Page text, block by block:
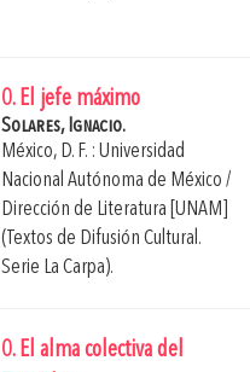
0. El jefe máximo
Solares, Ignacio.
México, D. F. : Universidad
Nacional Autónoma de México /
Dirección de Literatura [UNAM]
(Textos de Difusión Cultural.
Serie La Carpa).
0. El alma colectiva del